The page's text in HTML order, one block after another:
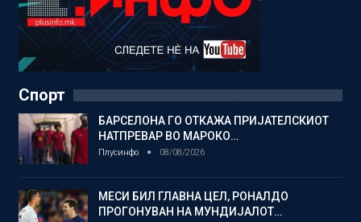
Спорт
БАРСЕЛОНА ГО ОТКАЖА ПРИЈАТЕЛСКИОТ
НАТПРЕВАР ВО МАРОКО…
Плусинфо 08/08/2026
МЕСИ БИЛ ГЛАВНА ЦЕЛ, РОНАЛДО
ПРОГОНУВАН НА МУНДИЈАЛОТ…